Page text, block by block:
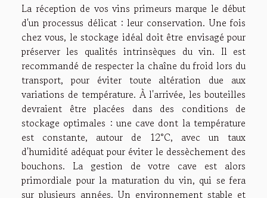
La réception de vos vins primeurs marque le début
d'un processus délicat : leur conservation. Une fois
chez vous, le stockage idéal doit être envisagé pour
préserver les qualités intrinsèques du vin. Il est
recommandé de respecter la chaîne du froid lors du
transport, pour éviter toute altération due aux
variations de température. À l'arrivée, les bouteilles
devraient être placées dans des conditions de
stockage optimales : une cave dont la température
est constante, autour de 12°C, avec un taux
d'humidité adéquat pour éviter le dessèchement des
bouchons. La gestion de votre cave est alors
primordiale pour la maturation du vin, qui se fera
sur plusieurs années. Un environnement stable et